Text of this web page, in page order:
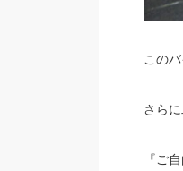
この
さら
『ご